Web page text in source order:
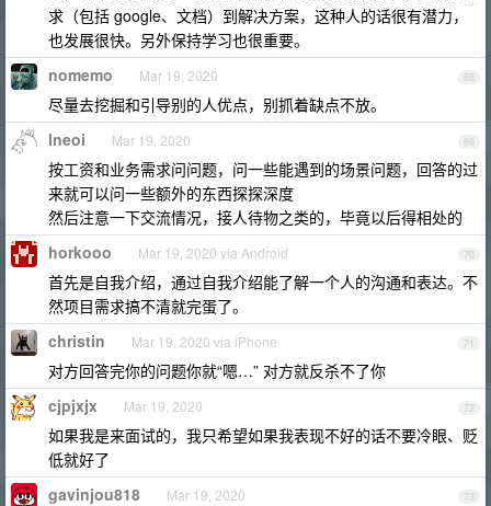
求（包括 google、文档）到解决方案，这种人的话很有潜力，
也发展很快。另外保持学习也很重要。
68
nomemo Mar 19, 2020
尽量去挖掘和引导别的人优点，别抓着缺点不放。
69
lneoi Mar 19, 2020
按工资和业务需求问问题，问一些能遇到的场景问题，回答的过
来就可以问一些额外的东西探探深度
然后注意一下交流情况，接人待物之类的，毕竟以后得相处的
70
horkooo Mar 19, 2020 via Android
首先是自我介绍，通过自我介绍能了解一个人的沟通和表达。不
然项目需求搞不清就完蛋了。
71
christin Mar 19, 2020 via iPhone
对方回答完你的问题你就“嗯…” 对方就反杀不了你
72
cjpjxjx Mar 19, 2020
如果我是来面试的，我只希望如果我表现不好的话不要冷眼、贬
低就好了
73
gavinjou818 Mar 19, 2020